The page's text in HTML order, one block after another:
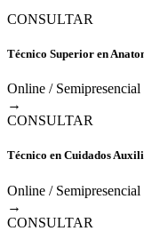
CONSULTAR
Técnico Superior en
Online / Semipresencial
→
CONSULTAR
Técnico en Cuidados
Online / Semipresencial
→
CONSULTAR